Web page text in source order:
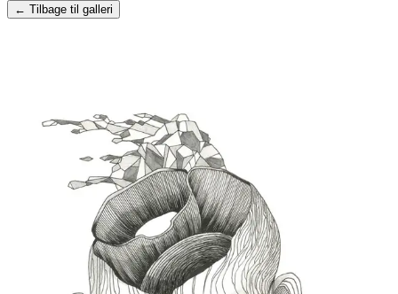
← Tilbage til galleri